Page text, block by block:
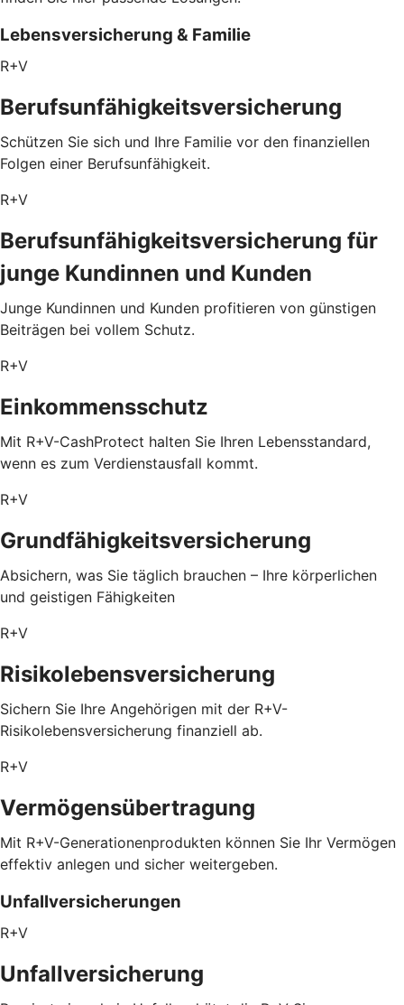
Lebensversicherung & Familie
R+V
Berufsunfähigkeitsversicherung
Schützen Sie sich und Ihre Familie vor den finanziellen
Folgen einer Berufsunfähigkeit.
R+V
Berufsunfähigkeitsversicherung für
junge Kundinnen und Kunden
Junge Kundinnen und Kunden profitieren von günstigen
Beiträgen bei vollem Schutz.
R+V
Einkommensschutz
Mit R+V-CashProtect halten Sie Ihren Lebensstandard,
wenn es zum Verdienstausfall kommt.
R+V
Grundfähigkeitsversicherung
Absichern, was Sie täglich brauchen – Ihre körperlichen
und geistigen Fähigkeiten
R+V
Risikolebensversicherung
Sichern Sie Ihre Angehörigen mit der R+V-
Risikolebensversicherung finanziell ab.
R+V
Vermögensübertragung
Mit R+V-Generationenprodukten können Sie Ihr Vermögen
effektiv anlegen und sicher weitergeben.
Unfallversicherungen
R+V
Unfallversicherung